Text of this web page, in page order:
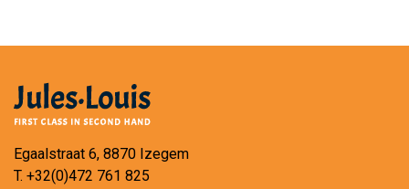
Egaalstraat 6, 8870 Izegem
T. +32(0)472 761 825